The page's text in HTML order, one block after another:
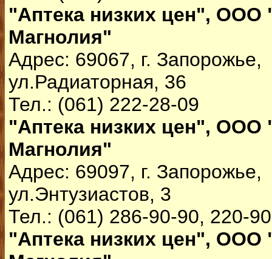
"Аптека низких цен", ООО
Магнолия"
Адрес: 69067, г. Запорожье,
ул.Радиаторная, 36
Тел.: (061) 222-28-09
"Аптека низких цен", ООО
Магнолия"
Адрес: 69097, г. Запорожье,
ул.Энтузиастов, 3
Тел.: (061) 286-90-90, 220-
"Аптека низких цен", ООО